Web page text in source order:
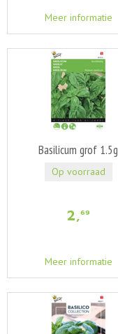
Meer informatie
Basilicum grof 1.5g
2,69
Meer informatie
Op voorraad